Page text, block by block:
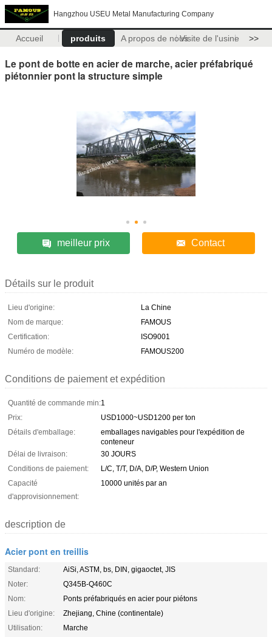
Hangzhou USEU Metal Manufacturing Company
Accueil produits A propos de nousVisite de l'usine >>
Le pont de botte en acier de marche, acier préfabriqué
piétonnier pont la structure simple
meilleur prix Contact
Détails sur le produit
Lieu d'origine:
La Chine
Nom de marque:
FAMOUS
Certification:
ISO9001
Numéro de modèle:
FAMOUS200
Conditions de paiement et expédition
Quantité de commande min:1
Prix:
USD1000~USD1200 per ton
Détails d'emballage:
emballages navigables pour l'expédition de
conteneur
Délai de livraison:
30 JOURS
Conditions de paiement:
L/C, T/T, D/A, D/P, Western Union
Capacité
d'approvisionnement:
10000 unités par an
description de
Acier pont en treillis
Standard:
AiSi, ASTM, bs, DIN, gigaoctet, JIS
Noter:
Q345B-Q460C
Nom:
Ponts préfabriqués en acier pour piétons
Lieu d'origine:
Zhejiang, Chine (continentale)
Utilisation:
Marche